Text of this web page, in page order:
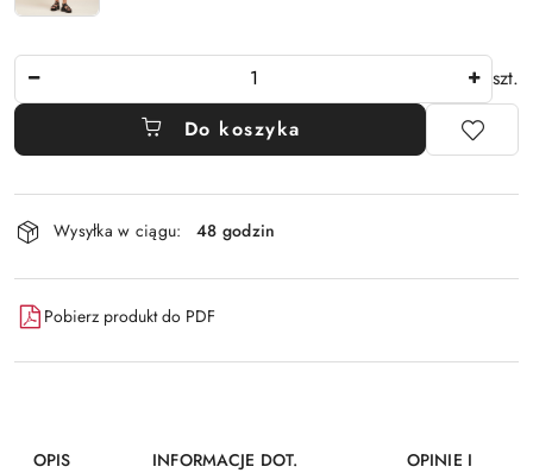
szt.
Do koszyka
Dostępność
i
dostawa
Wysyłka w ciągu: 48 godzin
Pobierz produkt do PDF
OPIS
INFORMACJE DOT.
OPINIE I